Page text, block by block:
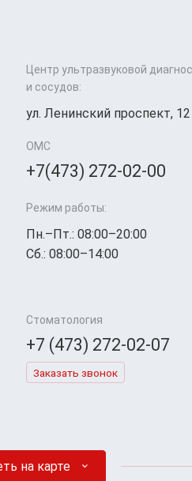
Центр ультразвуковой
и сосудов:
ул. Ленинский проспект, 12
ОМС
+7(473) 272-02-00
Режим работы:
Пн.–Пт.: 08:00–20:00
Сб.: 08:00–14:00
Стоматология
+7 (473) 272-02-07
Заказать звонок
на карте